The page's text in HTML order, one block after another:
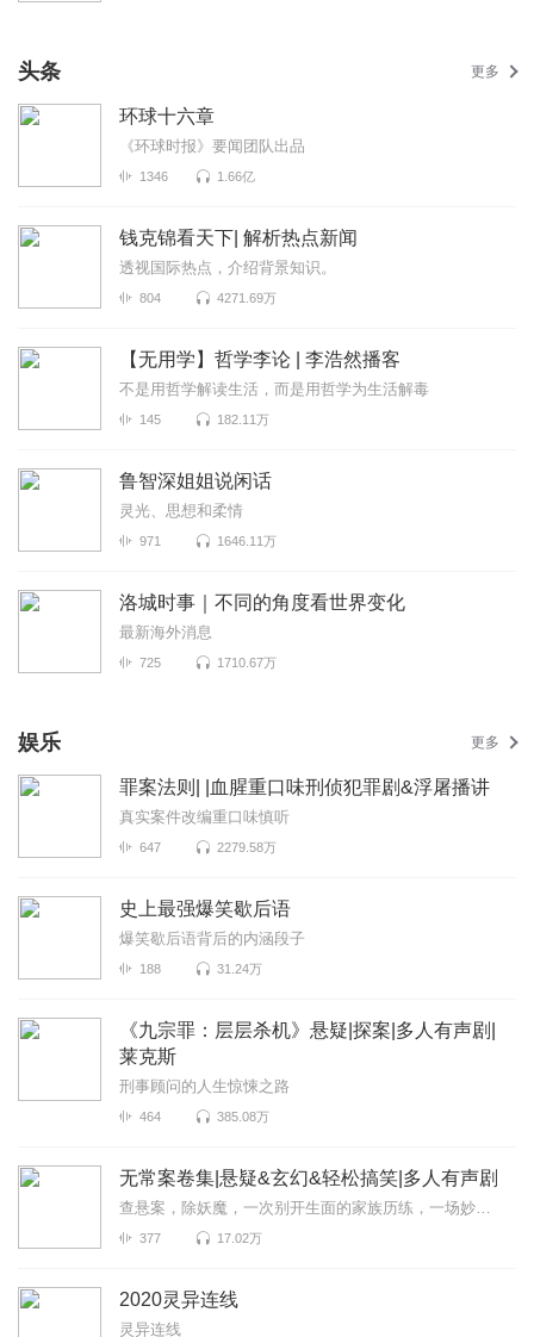
头条 更多
环球十六章
《环球时报》要闻团队出品
1346 1.66亿
钱克锦看天下| 解析热点新闻
透视国际热点，介绍背景知识。
804 4271.69万
【无用学】哲学李论 | 李浩然播客
不是用哲学解读生活，而是用哲学为生活解毒
145 182.11万
鲁智深姐姐说闲话
灵光、思想和柔情
971 1646.11万
洛城时事｜不同的角度看世界变化
最新海外消息
725 1710.67万
娱乐 更多
罪案法则| |血腥重口味刑侦犯罪剧&浮屠播讲
真实案件改编重口味慎听
647 2279.58万
史上最强爆笑歇后语
爆笑歇后语背后的内涵段子
188 31.24万
《九宗罪：层层杀机》悬疑|探案|多人有声剧|
莱克斯
刑事顾问的人生惊悚之路
464 385.08万
无常案卷集|悬疑&玄幻&轻松搞笑|多人有声剧
查悬案，除妖魔，一次别开生面的家族历练，一场妙趣横生的异界探险，欢迎来到《无...
377 17.02万
2020灵异连线
灵异连线